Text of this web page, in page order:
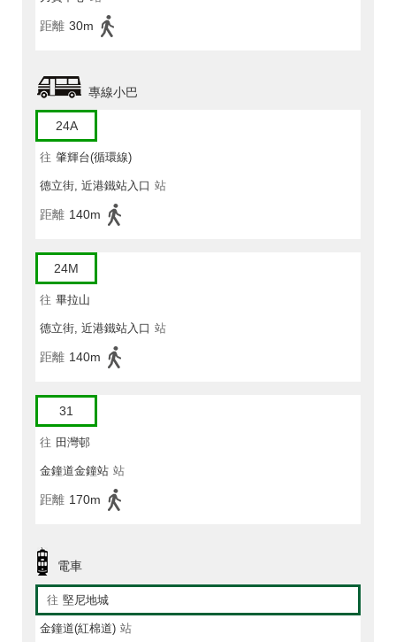
距離 30m
專線小巴
24A
往 肇輝台(循環線)
德立街, 近港鐵站入口 站
距離 140m
24M
往 畢拉山
德立街, 近港鐵站入口 站
距離 140m
31
往 田灣邨
金鐘道金鐘站 站
距離 170m
電車
往 堅尼地城
金鐘道(紅棉道) 站